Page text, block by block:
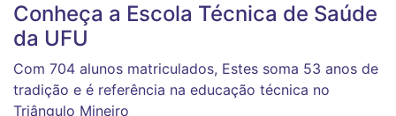
Conheça a Escola Técnica de Saúde
da UFU
Com 704 alunos matriculados, Estes soma 53 anos de
tradição e é referência na educação técnica no
Triângulo Mineiro